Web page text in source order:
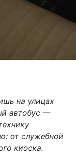
на улицах
автобус —
от служебной
киоска.